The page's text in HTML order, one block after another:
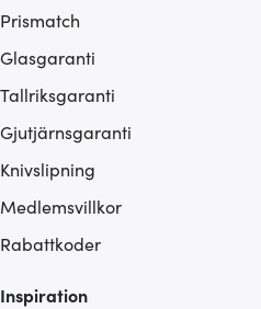
Prismatch
Glasgaranti
Tallriksgaranti
Gjutjärnsgaranti
Knivslipning
Medlemsvillkor
Rabattkoder
Inspiration